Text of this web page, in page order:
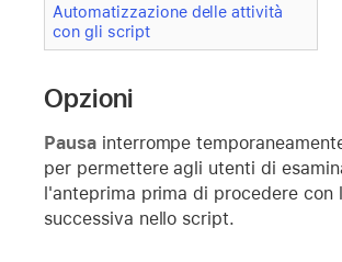
Automatizzazione delle attività
con gli script
Opzioni
Pausainterrompe
per permettere agli utenti di
l'anteprima prima di procedere con
successiva nello script.